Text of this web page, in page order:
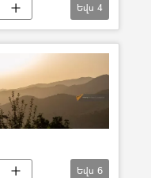
Եվս 4
Եվս 6